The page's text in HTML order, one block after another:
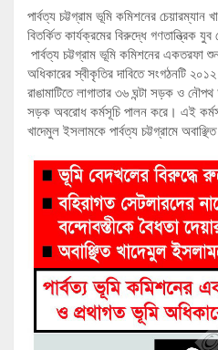
পার্বত্য চট্টগ্রাম ভূমি কমিশনের
বিতর্কিত কার্যক্রমের বিরুদ্ধে গণতান্ত্রিক
পার্বত্য চট্টগ্রাম ভূমি কমিশনের একতরফা
অধিকারের স্বীকৃতির দাবিতে সংগঠনটি
রাঙামাটিতে লাগাতার ৩৬ ঘন্টা সড়ক ও
সড়ক অবরোধ কর্মসূচি পালন করে। এই
খাদেমুল ইসলামকে পার্বত্য চট্টগ্রামে